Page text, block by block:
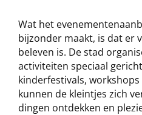
Wat het
bijzonder maakt, is dat er
beleven is. De stad
activiteiten speciaal
kinderfestivals,
kunnen de kleintjes zich
dingen ontdekken en